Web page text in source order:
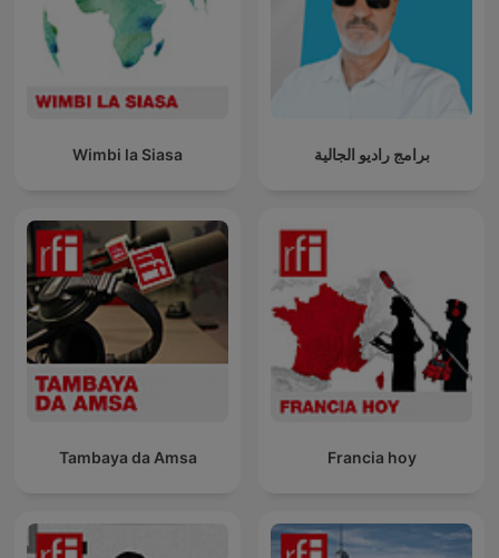
Wimbi la Siasa برامج راديو الجالية
Tambaya da Amsa Francia hoy